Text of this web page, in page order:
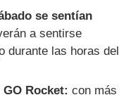
se sentían
a sentirse
durante las horas del
Rocket: con más